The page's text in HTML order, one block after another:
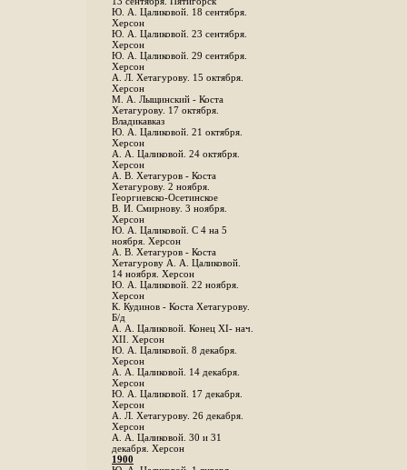
Ю. А. Цаликовой. 18 сентября.
Херсон
Ю. А. Цаликовой. 23 сентября.
Херсон
Ю. А. Цаликовой. 29 сентября.
Херсон
А. Л. Хетагурову. 15 октября.
Херсон
М. А. Лыщинский - Коста
Хетагурову. 17 октября.
Владикавказ
Ю. А. Цаликовой. 21 октября.
Херсон
А. А. Цаликовой. 24 октября.
Херсон
A. В. Хетагуров - Коста
Хетагурову. 2 ноября.
Георгиевско-Осетинское
B. И. Смирнову. 3 ноября.
Херсон
Ю. А. Цаликовой. С 4 на 5
ноября. Херсон
А. В. Хетагуров - Коста
Хетагурову А. А. Цаликовой.
14 ноября. Херсон
Ю. А. Цаликовой. 22 ноября.
Херсон
К. Кудинов - Коста Хетагурову.
Б/д
А. А. Цаликовой. Конец XI- нач.
XII. Херсон
Ю. А. Цаликовой. 8 декабря.
Херсон
А. А. Цаликовой. 14 декабря.
Херсон
Ю. А. Цаликовой. 17 декабря.
Херсон
А. Л. Хетагурову. 26 декабря.
Херсон
А. А. Цаликовой. 30 и 31
декабря. Херсон
1900